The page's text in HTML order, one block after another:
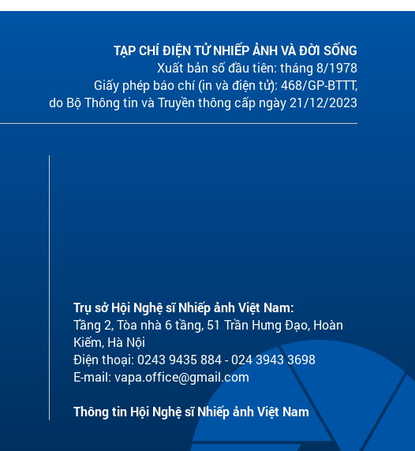
TẠP CHÍ ĐIỆN TỬ NHIẾP ẢNH VÀ ĐỜI SỐNG
Xuất bản số đầu tiên: tháng 8/1978
Giấy phép báo chí (in và điện tử): 468/GP-BTTT,
do Bộ Thông tin và Truyền thông cấp ngày 21/12/2023
Trụ sở Hội Nghệ sĩ Nhiếp ảnh Việt Nam:
Tầng 2, Tòa nhà 6 tầng, 51 Trần Hưng Đạo, Hoàn
Kiếm, Hà Nội
Điện thoại: 0243 9435 884 - 024 3943 3698
E-mail: vapa.office@gmail.com
Thông tin Hội Nghệ sĩ Nhiếp ảnh Việt Nam